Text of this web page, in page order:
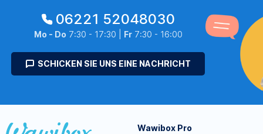
06221 52048030
Mo - Do 7:30 - 17:30 | Fr7:30 - 16:00
SCHICKEN SIE UNS EINE NACHRICHT
Wawibox Pro